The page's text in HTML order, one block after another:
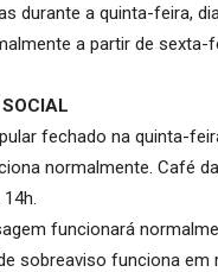
durante a quinta-feira,
a partir de sexta-
fechado na quinta-
normalmente. Café da
funcionará
sobreaviso funciona em